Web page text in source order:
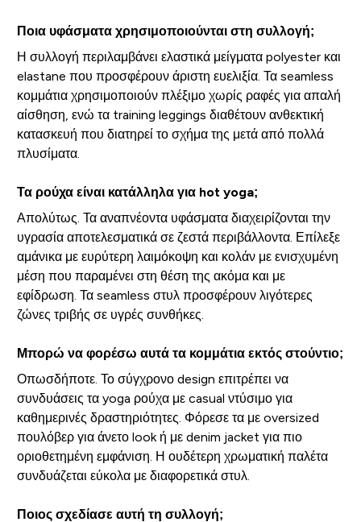
Ποια υφάσματα χρησιμοποιούνται στη συλλογή;
Η συλλογή περιλαμβάνει ελαστικά μείγματα polyester και
elastane που προσφέρουν άριστη ευελιξία. Τα seamless
κομμάτια χρησιμοποιούν πλέξιμο χωρίς ραφές για απαλή
αίσθηση, ενώ τα training leggings διαθέτουν ανθεκτική
κατασκευή που διατηρεί το σχήμα της μετά από πολλά
πλυσίματα.
Τα ρούχα είναι κατάλληλα για hot yoga;
Απολύτως. Τα αναπνέοντα υφάσματα διαχειρίζονται την
υγρασία αποτελεσματικά σε ζεστά περιβάλλοντα. Επίλεξε
αμάνικα με ευρύτερη λαιμόκοψη και κολάν με ενισχυμένη
μέση που παραμένει στη θέση της ακόμα και με
εφίδρωση. Τα seamless στυλ προσφέρουν λιγότερες
ζώνες τριβής σε υγρές συνθήκες.
Μπορώ να φορέσω αυτά τα κομμάτια εκτός στούντιο;
Οπωσδήποτε. Το σύγχρονο design επιτρέπει να
συνδυάσεις τα yoga ρούχα με casual ντύσιμο για
καθημερινές δραστηριότητες. Φόρεσε τα με oversized
πουλόβερ για άνετο look ή με denim jacket για πιο
οριοθετημένη εμφάνιση. Η ουδέτερη χρωματική παλέτα
συνδυάζεται εύκολα με διαφορετικά στυλ.
Ποιος σχεδίασε αυτή τη συλλογή;